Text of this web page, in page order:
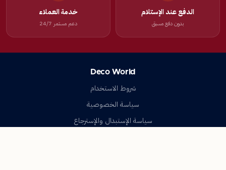
الدفع عند الإستلام
بدون دفع مسبق
خدمة العملاء
دعم مستمر 24/7
Deco World
شروط الاستخدام
سياسة الخصوصية
سياسة الإستبدال والإسترجاع